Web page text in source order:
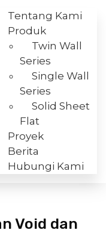
Tentang Kami
Produk
Twin Wall
Series
Single Wall
Series
Solid Sheet
Flat
Proyek
Berita
Hubungi Kami
Void dan